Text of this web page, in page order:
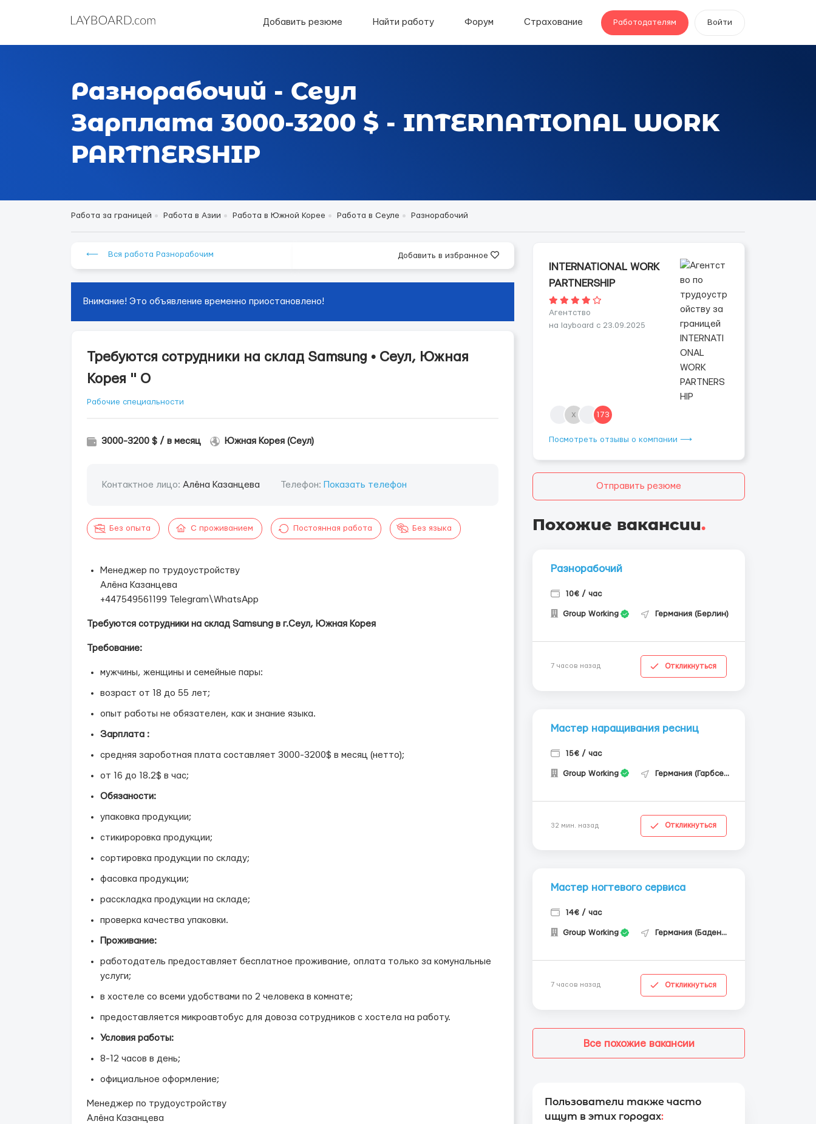
Добавить резюме Найти работу Форум Страхование Работодателям Войти
Разнорабочий - Сеул
Зарплата 3000-3200 $ - INTERNATIONAL WORK
PARTNERSHIP
Работа за границей Работа в Азии Работа в Южной Корее Работа в Сеуле Разнорабочий
⟵ Вся работа Разнорабочим Добавить в избранное
Внимание! Это объявление временно приостановлено!
Требуются сотрудники на склад Samsung • Сеул, Южная
Корея " О
Рабочие специальности
3000-3200 $ / в месяц Южная Корея (Сеул)
Контактное лицо: Алёна Казанцева Телефон: Показать телефон
Без опыта С проживанием Постоянная работа Без языка
Менеджер по трудоустройству
Алёна Казанцева
+447549561199 Telegram\WhatsApp
Требуются сотрудники на склад Samsung в г.Сеул, Южная Корея
Требование:
мужчины, женщины и семейные пары:
возраст от 18 до 55 лет;
опыт работы не обязателен, как и знание языка.
Зарплата :
средняя зароботная плата составляет 3000-3200$ в месяц (нетто);
от 16 до 18.2$ в час;
Обязаности:
упаковка продукции;
стикироровка продукции;
сортировка продукции по складу;
фасовка продукции;
расскладка продукции на складе;
проверка качества упаковки.
Проживание:
работодатель предоставляет бесплатное проживание, оплата только за комунальные
услуги;
в хостеле со всеми удобствами по 2 человека в комнате;
предоставляется микроавтобус для довоза сотрудников с хостела на работу.
Условия работы:
8-12 часов в день;
официальное оформление;
Менеджер по трудоустройству
Алёна Казанцева
INTERNATIONAL WORK
PARTNERSHIP
Агентство
на layboard с 23.09.2025
х 173
Посмотреть отзывы о компании ⟶
Отправить резюме
Похожие вакансии.
Разнорабочий
10€ / час
Group Working Германия (Берлин)
7 часов назад Откликнуться
Мастер наращивания ресниц
15€ / час
Group Working Германия (Гарбсен)
32 мин. назад Откликнуться
Мастер ногтевого сервиса
14€ / час
Group Working Германия (Баден-Вюртемберг)
7 часов назад Откликнуться
Все похожие вакансии
Пользователи также часто
ищут в этих городах: